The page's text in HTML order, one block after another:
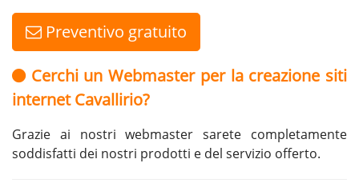
Preventivo gratuito
Cerchi un Webmaster per la creazione siti
internet Cavallirio?
Grazie ai nostri webmaster sarete completamente
soddisfatti dei nostri prodotti e del servizio offerto.